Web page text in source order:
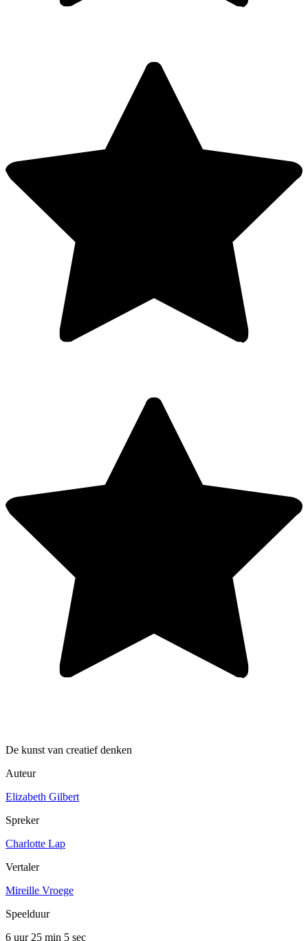
De kunst van creatief denken
Auteur
Elizabeth Gilbert
Spreker
Charlotte Lap
Vertaler
Mireille Vroege
Speelduur
6 uur 25 min 5 sec